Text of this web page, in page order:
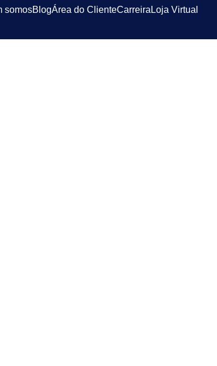
somosBlogÁrea do ClienteCarreira Loja Virtual